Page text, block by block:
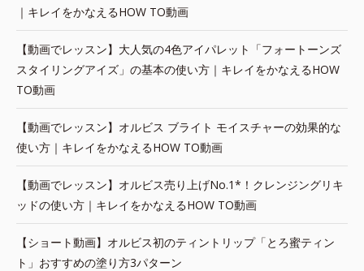
｜キレイをかなえるHOW TO動画
【動画でレッスン】大人気の4色アイパレット「フォートーンズ
スタイリングアイズ」の基本の使い方｜キレイをかなえるHOW
TO動画
【動画でレッスン】オルビス ブライト モイスチャーの効果的な
使い方｜キレイをかなえるHOW TO動画
【動画でレッスン】オルビス売り上げNo.1*！クレンジングリキ
ッドの使い方｜キレイをかなえるHOW TO動画
【ショート動画】オルビス初のティントリップ「とろ蜜ティン
ト」おすすめの塗り方3パターン